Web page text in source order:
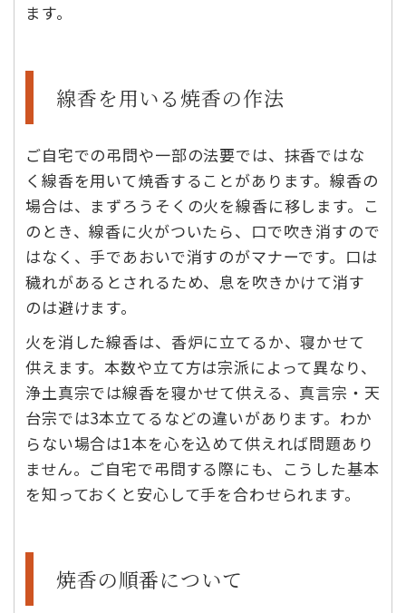
ます。
線香を用いる焼香の作法
ご自宅での弔問や一部の法要では、抹香ではな
く線香を用いて焼香することがあります。線香の
場合は、まずろうそくの火を線香に移します。こ
のとき、線香に火がついたら、口で吹き消すので
はなく、手であおいで消すのがマナーです。口は
穢れがあるとされるため、息を吹きかけて消す
のは避けます。
火を消した線香は、香炉に立てるか、寝かせて
供えます。本数や立て方は宗派によって異なり、
浄土真宗では線香を寝かせて供える、真言宗・天
台宗では3本立てるなどの違いがあります。わか
らない場合は1本を心を込めて供えれば問題あり
ません。ご自宅で弔問する際にも、こうした基本
を知っておくと安心して手を合わせられます。
焼香の順番について